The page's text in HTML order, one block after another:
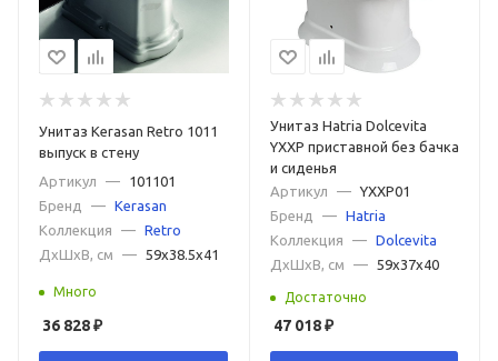
Унитаз Kerasan Retro 1011
выпуск в стену
Артикул
—
101101
Бренд
— Kerasan
Коллекция
— Retro
ДxШxВ, см
— 59x38.5x41
Много
36 828₽
Унитаз Hatria Dolcevita
YXXP приставной без бачка
и сиденья
Артикул
— YXXP01
Бренд
—
Hatria
Коллекция
—
Dolcevita
ДxШxВ, см
— 59x37x40
Достаточно
47 018₽